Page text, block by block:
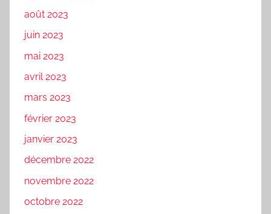
août 2023
juin 2023
mai 2023
avril 2023
mars 2023
février 2023
janvier 2023
décembre 2022
novembre 2022
octobre 2022